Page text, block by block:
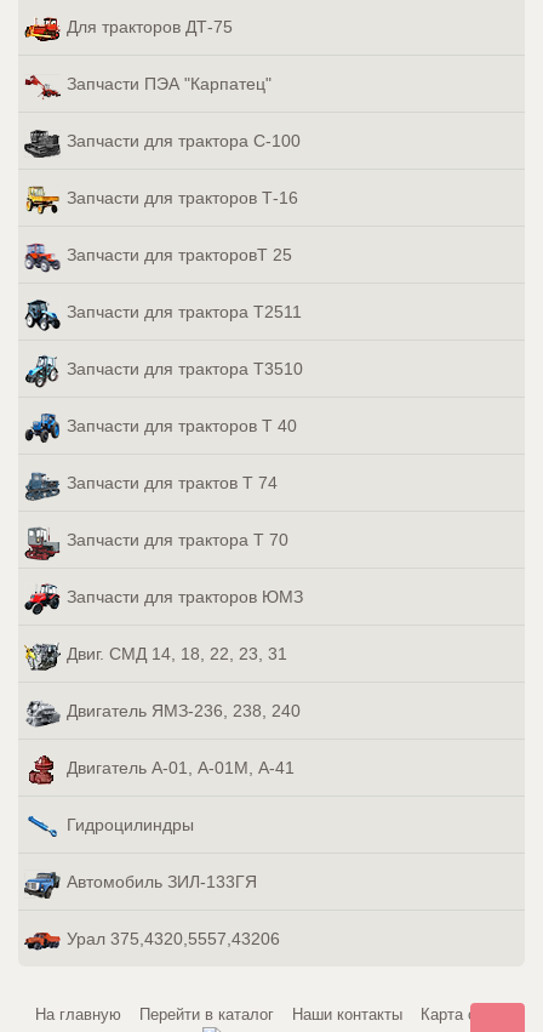
Для тракторов ДТ-75
Запчасти ПЭА "Карпатец"
Запчасти для трактора С-100
Запчасти для тракторов Т-16
Запчасти для тракторовТ 25
Запчасти для трактора Т2511
Запчасти для трактора Т3510
Запчасти для тракторов Т 40
Запчасти для трактов Т 74
Запчасти для трактора Т 70
Запчасти для тракторов ЮМЗ
Двиг. СМД 14, 18, 22, 23, 31
Двигатель ЯМЗ-236, 238, 240
Двигатель А-01, А-01М, А-41
Гидроцилиндры
Автомобиль ЗИЛ-133ГЯ
Урал 375,4320,5557,43206
На главную Перейти в каталог Наши контакты Карта сайта